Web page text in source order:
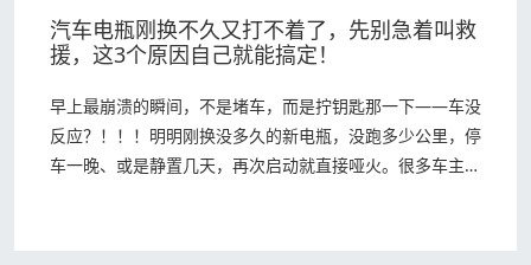
汽车电瓶刚换不久又打不着了，先别急着叫救
援，这3个原因自己就能搞定！
早上最崩溃的瞬间，不是堵车，而是拧钥匙那一下——车没
反应？！！！明明刚换没多久的新电瓶，没跑多少公里，停
车一晚、或是静置几天，再次启动就直接哑火。很多车主遇